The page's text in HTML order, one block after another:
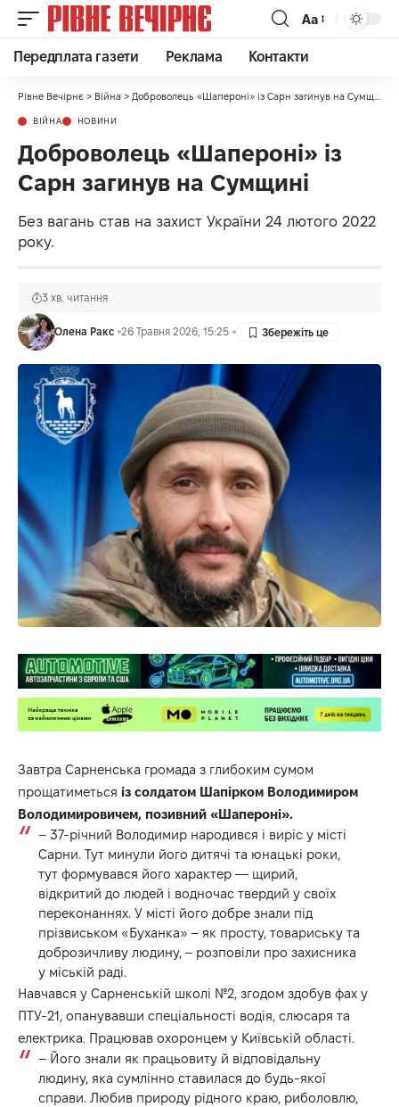
Аа
Передплата газети Реклама Контакти
Рівне Вечірнє > Війна > Доброволець «Шапероні» із Сарн загинув на Сумщині
ВІЙНА НОВИНИ
Доброволець «Шапероні» із
Сарн загинув на Сумщині
Без вагань став на захист України 24 лютого 2022
року.
Олена Ракс 26 Травня 2026, 15:25
3 хв. читання
Завтра Сарненська громада з глибоким сумом
прощатиметься із солдатом Шапірком Володимиром
Володимировичем, позивний «Шапероні».
– 37-річний Володимир народився і виріс у місті
Сарни. Тут минули його дитячі та юнацькі роки,
тут формувався його характер — щирий,
відкритий до людей і водночас твердий у своїх
переконаннях. У місті його добре знали під
прізвиськом «Буханка» – як просту, товариську та
доброзичливу людину, – розповіли про захисника
у міській раді.
Навчався у Сарненській школі №2, згодом здобув фах у
ПТУ-21, опанувавши спеціальності водія, слюсаря та
електрика. Працював охоронцем у Київській області.
– Його знали як працьовиту й відповідальну
людину, яка сумлінно ставилася до будь-якої
справи. Любив природу рідного краю, риболовлю,